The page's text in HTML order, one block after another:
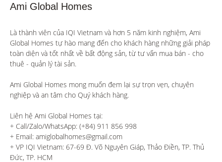
Ami Global Homes
Là thành viên của IQI Vietnam và hơn 5 năm kinh nghiệm, Ami
Global Homes tự hào mang đến cho khách hàng những giải pháp
toàn diện và tốt nhất về bất động sản, từ tư vấn mua bán - cho
thuê - quản lý tài sản.
Ami Global Homes mong muốn đem lại sự trọn vẹn, chuyên
nghiệp và an tâm cho Quý khách hàng.
Liên hệ Ami Global Homes tại:
+ Call/Zalo/WhatsApp: (+84) 911 856 998
+ Email: amiglobalhomes@gmail.com
+ VP IQI Vietnam: 67-69 Đ. Võ Nguyên Giáp, Thảo Điền, TP. Thủ
Đức, TP. HCM